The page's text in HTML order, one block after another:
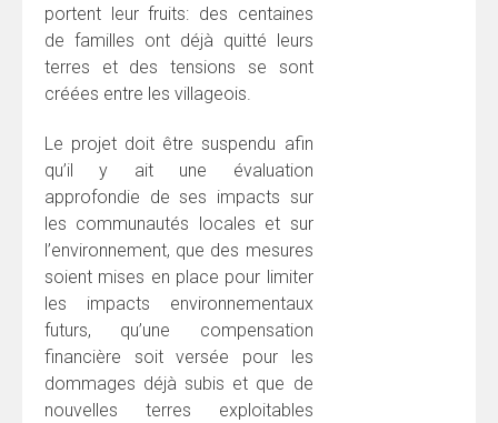
portent leur fruits: des centaines
de familles ont déjà quitté leurs
terres et des tensions se sont
créées entre les villageois.
Le projet doit être suspendu afin
qu’il y ait une évaluation
approfondie de ses impacts sur
les communautés locales et sur
l’environnement, que des mesures
soient mises en place pour limiter
les impacts environnementaux
futurs, qu’une compensation
financière soit versée pour les
dommages déjà subis et que de
nouvelles terres exploitables